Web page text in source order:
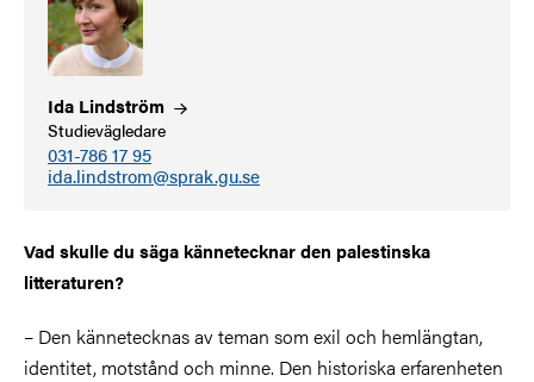
Ida Lindström
Studievägledare
031-786 17 95
ida.lindstrom@sprak.gu.se
Vad skulle du säga kännetecknar den palestinska
litteraturen?
– Den kännetecknas av teman som exil och hemlängtan,
identitet, motstånd och minne. Den historiska erfarenheten